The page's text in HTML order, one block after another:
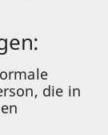
die in